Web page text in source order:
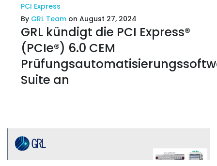
PCI Express
By GRL Team on August 27, 2024
GRL kündigt die PCI Express®
(PCIe®) 6.0 CEM
Suite an